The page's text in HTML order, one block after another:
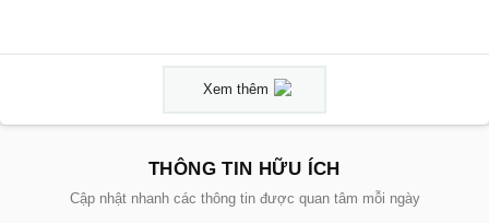
Xem thêm
THÔNG TIN HỮU ÍCH
Cập nhật nhanh các thông tin được quan tâm mỗi ngày